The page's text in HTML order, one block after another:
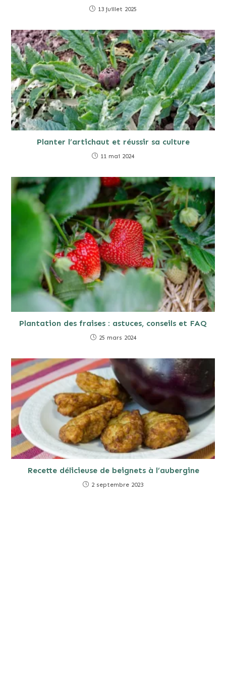
13 juillet 2025
Planter l’artichaut et réussir sa culture
11 mai 2024
Plantation des fraises : astuces, conseils et FAQ
25 mars 2024
Recette délicieuse de beignets à l’aubergine
2 septembre 2023